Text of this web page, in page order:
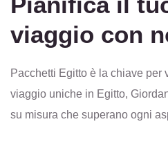
viaggio con
Pacchetti Egitto è la chiave per
viaggio uniche in Egitto,
su misura che superano ogni